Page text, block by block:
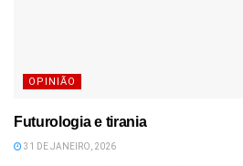
OPINIÃO
Futurologia e tirania
31 DE JANEIRO, 2026